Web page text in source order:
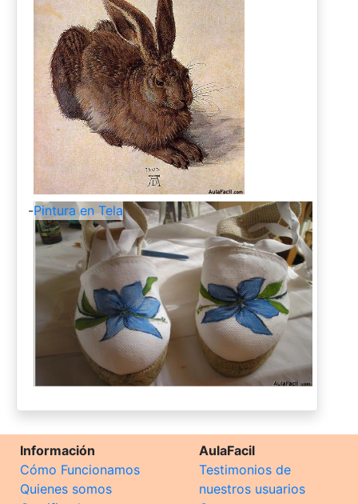
-Pintura en Tela
Información
Cómo Funcionamos
Quienes somos
AulaFacil
Testimonios de
nuestros usuarios